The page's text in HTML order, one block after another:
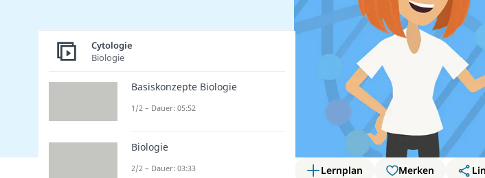
Lernplan Merken
Cytologie
Biologie
Basiskonzepte Biologie
1/2 – Dauer: 05:52
Biologie
2/2 – Dauer: 03:33